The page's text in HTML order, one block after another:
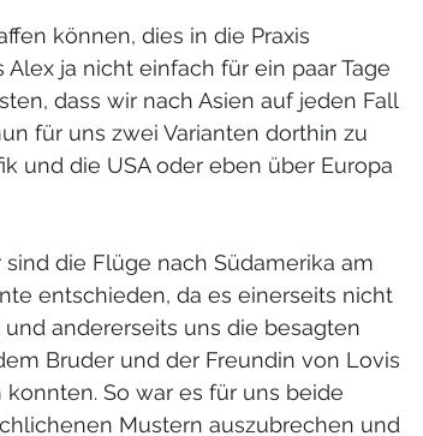
können, dies in die Praxis
ja nicht einfach für ein paar Tage
dass wir nach Asien auf jeden Fall
für uns zwei Varianten dorthin zu
und die USA oder eben über Europa
die Flüge nach Südamerika am
entschieden, da es einerseits nicht
andererseits uns die besagten
Bruder und der Freundin von Lovis
So war es für uns beide
Mustern auszubrechen und